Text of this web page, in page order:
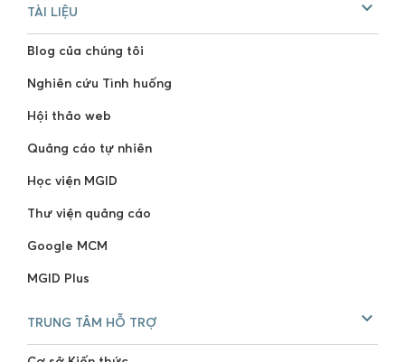
TÀI LIỆU
Blog của chúng tôi
Nghiên cứu Tình huống
Hội thảo web
Quảng cáo tự nhiên
Học viện MGID
Thư viện quảng cáo
Google MCM
MGID Plus
TRUNG TÂM HỖ TRỢ